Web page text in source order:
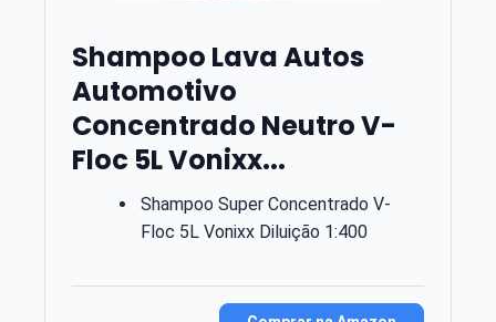
Shampoo Lava Autos
Automotivo
Concentrado Neutro V-
Floc 5L Vonixx...
Shampoo Super Concentrado V-
Floc 5L Vonixx Diluição 1:400